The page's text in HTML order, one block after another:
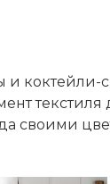
коктейли-
текстиля
своими